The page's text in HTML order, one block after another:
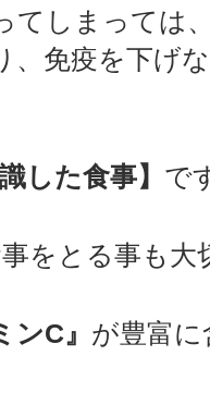
てしまっては
、免疫を下げ
した食事】
をとる事も大
ンC』 が豊富